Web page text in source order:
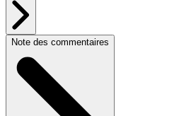
Note des commentaires